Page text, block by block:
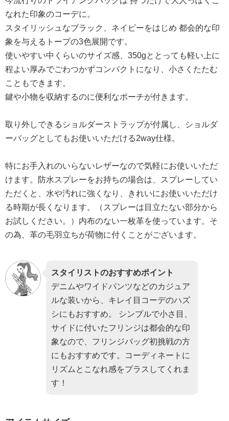
なれた印象のコーデに。
スタイリッシュなブラック、ネイビーをはじめ 都会的な印
象を与えるトープの3色展開です。
使いやすい中くらいのサイズ感、350gととっても軽い上に
程よい厚みでごわつかずコンパクトになり、小さくたたむ
こともできます。
鍵や小物を収納するのに便利なポーチが付きます。
取り外しできるショルダーストラップが付属し、ショルダ
ーバッグとしてもお使いいただける2way仕様。
特にお手入れのいらないレザーなので気軽にお使いいただ
けます。防水スプレーをお持ちの場合は、スプレーしてい
ただくと、水や汚れに強くなり、きれいにお使いいただけ
る時期が長くなります。（スプレーは目立たない部分から
お試しください。）内布のない一枚革を使っています。そ
の為、革の毛羽立ちが荷物に付くことがございます。
スタイリストのおすすめポイント
デニムやワイドパンツなどのカジュア
ルな装いから、キレイ目コーデのハズ
シにもおすすめ。 シンプルで小さ目、
サイドに付いたフリンジは都会的な印
象なので、フリンジバッグ初挑戦の方
にもおすすめです。コーディネートに
リズムとこなれ感をプラスしてくれま
す！